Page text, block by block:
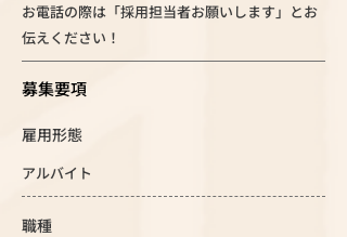
お電話の際は「採用担当者お願いします」とお
伝えください！
募集要項
雇用形態
アルバイト
職種